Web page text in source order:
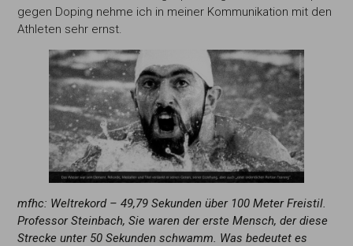
gegen Doping nehme ich in meiner Kommunikation mit den
Athleten sehr ernst.
mfhc: Weltrekord – 49,79 Sekunden über 100Meter Freistil.
Professor Steinbach, Sie warender erste Mensch, der diese
Strecke unter 50 Sekunden schwamm. Was bedeutet es